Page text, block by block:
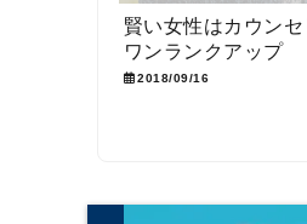
賢い女性はカウン
ワンランクアップ
2018/09/16